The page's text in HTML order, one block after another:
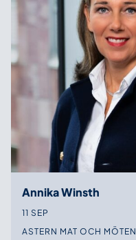
Annika Winsth
11 SEP
ASTERN MAT OCH MÖTEN